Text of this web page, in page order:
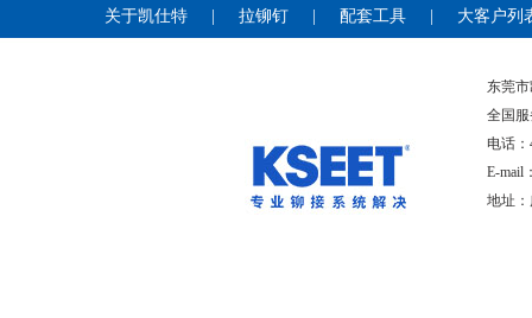
关于凯仕特 拉铆钉 配套工具 大客户列
东莞
全国
电话：
E-
地址：